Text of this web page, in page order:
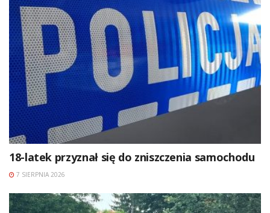
18-latek przyznał się do zniszczenia samochodu
7 SIERPNIA 2026